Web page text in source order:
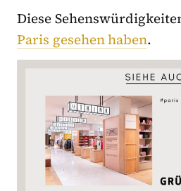
Diese
Paris gesehen haben.